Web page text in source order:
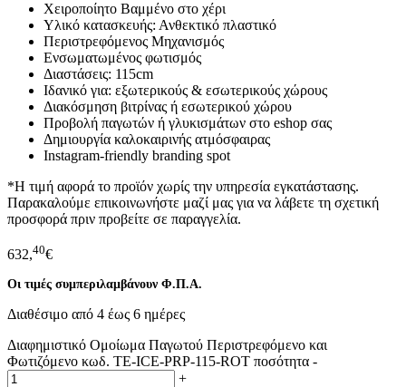
Χειροποίητο Βαμμένο στο χέρι
Υλικό κατασκευής: Ανθεκτικό πλαστικό
Περιστρεφόμενος Μηχανισμός
Ενσωματωμένος φωτισμός
Διαστάσεις: 115cm
Ιδανικό για: εξωτερικούς & εσωτερικούς χώρους
Διακόσμηση βιτρίνας ή εσωτερικού χώρου
Προβολή παγωτών ή γλυκισμάτων στο eshop σας
Δημιουργία καλοκαιρινής ατμόσφαιρας
Instagram-friendly branding spot
*Η τιμή αφορά το προϊόν χωρίς την υπηρεσία εγκατάστασης.
Παρακαλούμε επικοινωνήστε μαζί μας για να λάβετε τη σχετική
προσφορά πριν προβείτε σε παραγγελία.
632,40€
Οι τιμές συμπεριλαμβάνουν Φ.Π.Α.
Διαθέσιμο από 4 έως 6 ημέρες
Διαφημιστικό Ομοίωμα Παγωτού Περιστρεφόμενο και
Φωτιζόμενο κωδ. ΤΕ-ICE-PRP-115-ROT ποσότητα -
+